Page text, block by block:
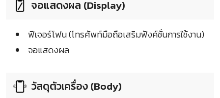
จอแสดงผล (Display)
ฟีเจอร์โฟน (โทรศัพท์มือถือเสริมฟังค์ชั่นการใช้งาน)
จอแสดงผล
วัสดุตัวเครื่อง (Body)